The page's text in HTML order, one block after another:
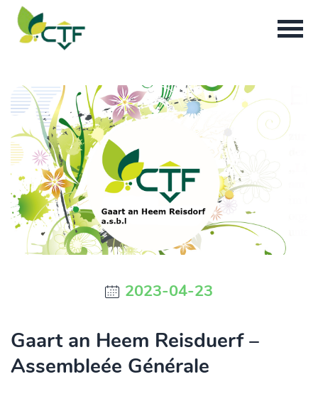
2023-04-23
Gaart an Heem Reisduerf –
Assembleée Générale